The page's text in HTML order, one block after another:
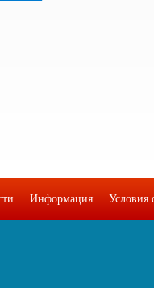
Информация Условия